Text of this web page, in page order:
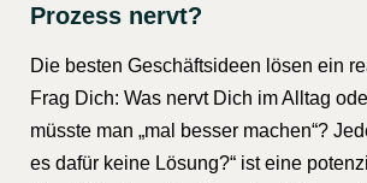
Prozess nervt?
Die besten Geschäftsideen lösen ein
Frag Dich: Was nervt Dich im Alltag
müsste man „mal besser machen“?
es dafür keine Lösung?“ ist eine